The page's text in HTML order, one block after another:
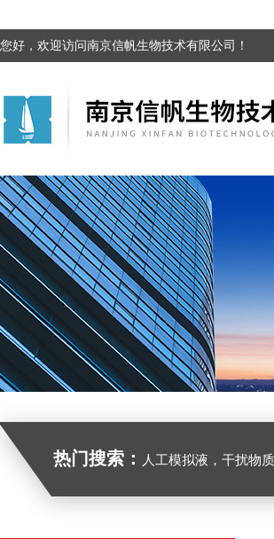
您好，欢迎访问南京信帆生物技术有限公司！
热门搜索： 人工模拟液，干扰物